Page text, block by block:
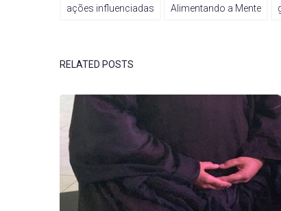
ações influenciadas Alimentando a Mente
RELATED POSTS